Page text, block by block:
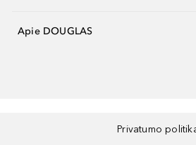
Apie DOUGLAS
Privatumo